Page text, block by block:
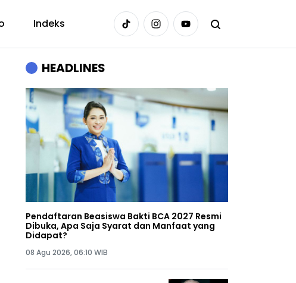
Indeks
HEADLINES
Pendaftaran Beasiswa Bakti BCA 2027 Resmi
Dibuka, Apa Saja Syarat dan Manfaat yang
Didapat?
08 Agu 2026, 06:10 WIB